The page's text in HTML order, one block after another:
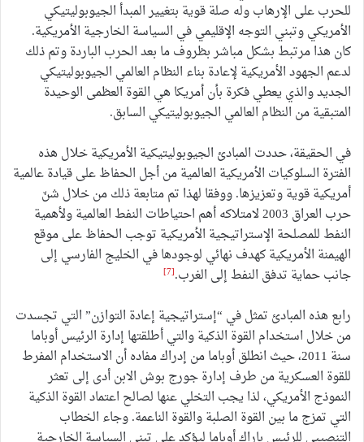
للحرب على الإرهاب وله صلة قوية بتغيير المبدأ الجيوبوليتيكي
الأمريكي وتبني التوجه الإقليمي في السياسة الخارجية الأمريكية.
كان هذا مرتبط بشكل مباشر بظروف ما بعد الحرب الباردة وتم ذلك
لدعم الجهود الأمريكية لإعادة بناء النظام العالمي الجيوبوليتيكي
الجديد والذي يعطي فكرة بأن أمريكا هي القوة العظمى الوحيدة
المتبقية من النظام العالمي الجيوبوليتيكي السابق.
في الحقيقة، حددت المبادئ الجيوبوليتيكية الأمريكية خلال هذه
الفترة السلوكيات الأمريكية العالمية من أجل الحفاظ على قيادة عالمية
أمريكية قوية وتعزيزها. ووفقا لهذا تم متابعة ذلك من خلال شنّ
حرب العراق 2003 لامتلاكه أهم احتياطات النفط العالمية ولأهمية
النفط للمصلحة الإستراتيجية الأمريكية توجب الحفاظ على موقع
الهيمنة الأمريكية كهدف نهائي لوجودها في الخليج الفارسي إلى
جانب حماية تدفق النفط إلى الغرب.[7]
رابع هذه المبادئ تمثل في “إستراتيجية إعادة التوازن” التي تجسدت
من خلال استخدام القوة الذكية والتي أطلقتها إدارة الرئيس أوباما
سنة 2011، حيث انطلق أوباما من إدراك مفاده أن الاستخدام المفرط
للقوة العسكرية من طرف إدارة جورج بوش الابن أدى إلى تعثر
النموذج الأمريكي، لذا يجب التخلي عنها لصالح اعتماد القوة الذكية
التي تمزج ما بين القوة الصلبة والقوة الناعمة. وجاء الخطاب